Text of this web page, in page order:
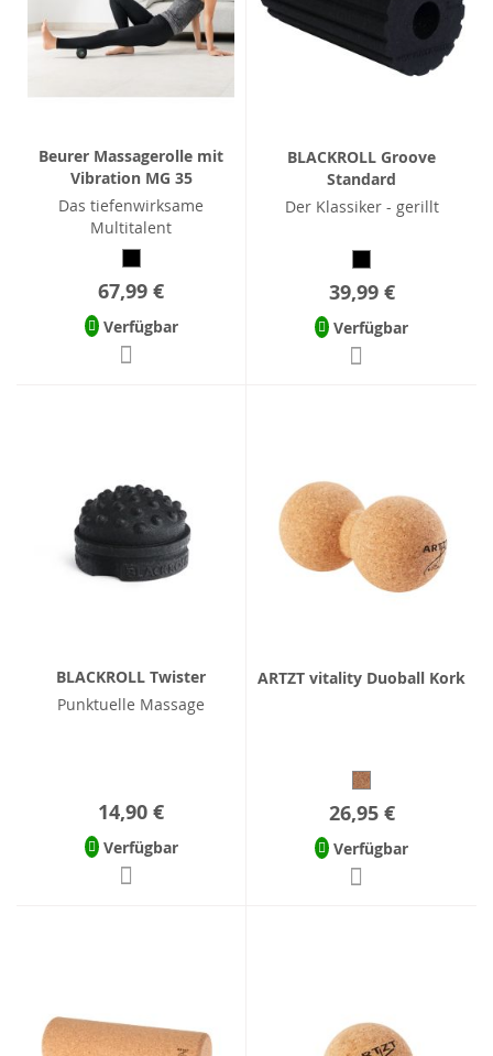
Beurer Massagerolle mit
Vibration MG 35
Das tiefenwirksame
Multitalent
67,99 €
Verfügbar
BLACKROLL Groove
Standard
Der Klassiker - gerillt
39,99 €
Verfügbar
BLACKROLL Twister
Punktuelle Massage
14,90 €
Verfügbar
ARTZT vitality Duoball Kork
26,95 €
Verfügbar